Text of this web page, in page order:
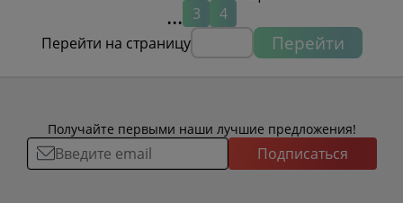
... 3
4
Перейти на страницу
Перейти
Получайте первыми наши лучшие предложения!
Подписаться